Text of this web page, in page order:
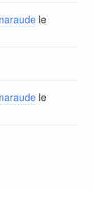
le
le